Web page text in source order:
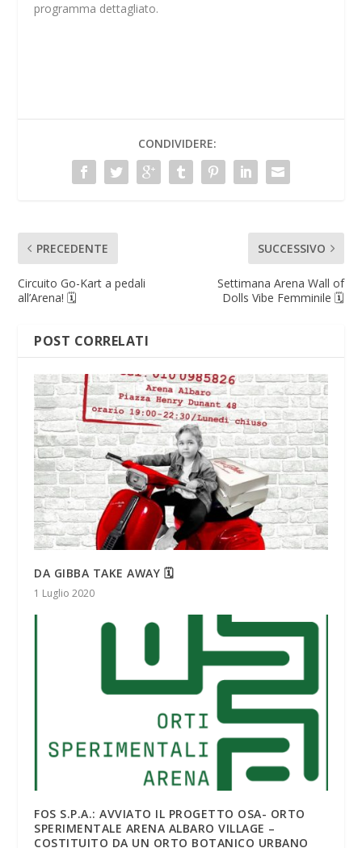
programma dettagliato.
CONDIVIDERE:
PRECEDENTE
Circuito Go-Kart a pedali
all’Arena! 🗓
SUCCESSIVO
Settimana Arena Wall of
Dolls Vibe Femminile 🗓
POST CORRELATI
DA GIBBA TAKE AWAY 🗓
1 Luglio 2020
FOS S.P.A.: AVVIATO IL PROGETTO OSA- ORTO
SPERIMENTALE ARENA ALBARO VILLAGE –
COSTITUITO DA UN ORTO BOTANICO URBANO